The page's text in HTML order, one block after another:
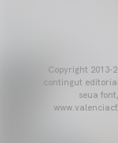
Copyright 2013-
contingut
seua